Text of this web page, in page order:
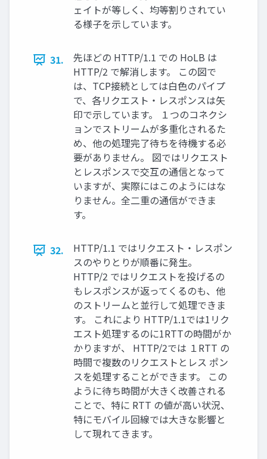
ェイトが等しく、均等割りされてい
る様子を示しています。
31.
先ほどの HTTP/1.1 での HoLB は
HTTP/2 で解消します。 この図で
は、TCP接続としては白色のパイプ
で、各リクエスト・レスポンスは矢
印で示しています。 １つのコネクシ
ョンでストリームが多重化されるた
め、他の処理完了待ちを待機する必
要がありません。 図ではリクエスト
とレスポンスで交互の通信となって
いますが、実際にはこのようにはな
りません。全二重の通信ができま
す。
32.
HTTP/1.1 ではリクエスト・レスポン
スのやりとりが順番に発生。
HTTP/2 ではリクエストを投げるの
もレスポンスが返ってくるのも、他
のストリームと並行して処理できま
す。 これにより HTTP/1.1では1リク
エスト処理するのに1RTTの時間がか
かりますが、 HTTP/2では １RTT の
時間で複数のリクエストとレス ポン
スを処理することができます。 この
ように待ち時間が大きく改善される
ことで、特に RTT の値が高い状況、
特にモバイル回線では大きな影響と
して現れてきます。